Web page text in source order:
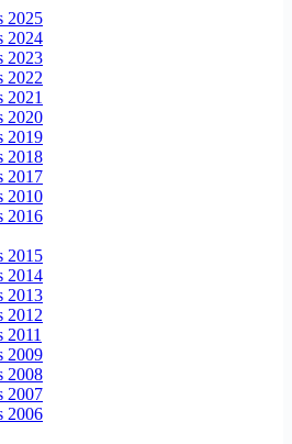
2025
2024
2023
2022
2021
2020
2019
2018
2017
2010
2016
2015
2014
2013
2012
2011
2009
2008
2007
2006